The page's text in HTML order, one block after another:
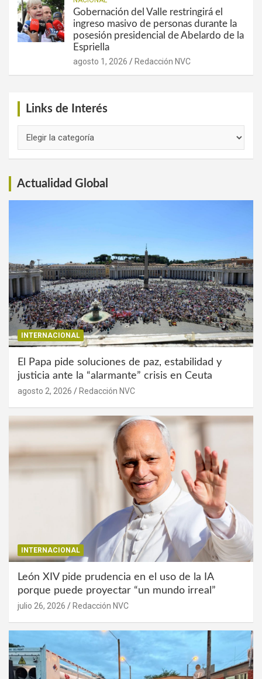
Gobernación del Valle restringirá el
ingreso masivo de personas durante la
posesión presidencial de Abelardo de la
Espriella
agosto 1, 2026 Redacción NVC
Links de Interés
Actualidad Global
INTERNACIONAL
El Papa pide soluciones de paz, estabilidad y
justicia ante la “alarmante” crisis en Ceuta
agosto 2, 2026 Redacción NVC
INTERNACIONAL
León XIV pide prudencia en el uso de la IA
porque puede proyectar “un mundo irreal”
julio 26, 2026 Redacción NVC